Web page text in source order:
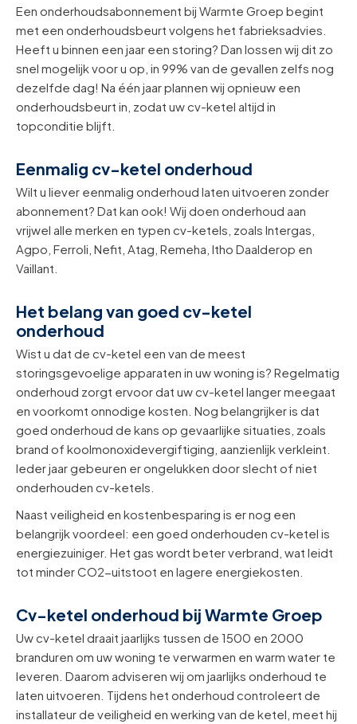
Een onderhoudsabonnement bij Warmte Groep begint
met een onderhoudsbeurt volgens het fabrieksadvies.
Heeft u binnen een jaar een storing? Dan lossen wij dit zo
snel mogelijk voor u op, in 99% van de gevallen zelfs nog
dezelfde dag! Na één jaar plannen wij opnieuw een
onderhoudsbeurt in, zodat uw cv-ketel altijd in
topconditie blijft.
Eenmalig cv-ketel onderhoud
Wilt u liever eenmalig onderhoud laten uitvoeren zonder
abonnement? Dat kan ook! Wij doen onderhoud aan
vrijwel alle merken en typen cv-ketels, zoals Intergas,
Agpo, Ferroli, Nefit, Atag, Remeha, Itho Daalderop en
Vaillant.
Het belang van goed cv-ketel
onderhoud
Wist u dat de cv-ketel een van de meest
storingsgevoelige apparaten in uw woning is? Regelmatig
onderhoud zorgt ervoor dat uw cv-ketel langer meegaat
en voorkomt onnodige kosten. Nog belangrijker is dat
goed onderhoud de kans op gevaarlijke situaties, zoals
brand of koolmonoxidevergiftiging, aanzienlijk verkleint.
Ieder jaar gebeuren er ongelukken door slecht of niet
onderhouden cv-ketels.
Naast veiligheid en kostenbesparing is er nog een
belangrijk voordeel: een goed onderhouden cv-ketel is
energiezuiniger. Het gas wordt beter verbrand, wat leidt
tot minder CO2-uitstoot en lagere energiekosten.
Cv-ketel onderhoud bij Warmte Groep
Uw cv-ketel draait jaarlijks tussen de 1500 en 2000
branduren om uw woning te verwarmen en warm water te
leveren. Daarom adviseren wij om jaarlijks onderhoud te
laten uitvoeren. Tijdens het onderhoud controleert de
installateur de veiligheid en werking van de ketel, meet hij